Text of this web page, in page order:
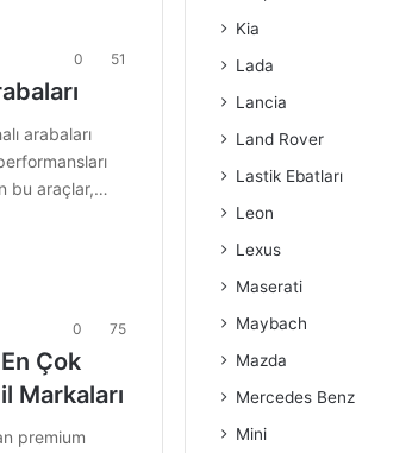
0 51
arabaları
bu araçlar,…
0 75
Çok
Markaları
premium
Kia
Lada
Lancia
Land Rover
Lastik Ebatları
Leon
Lexus
Maserati
Maybach
Mazda
Mercedes Benz
Mini